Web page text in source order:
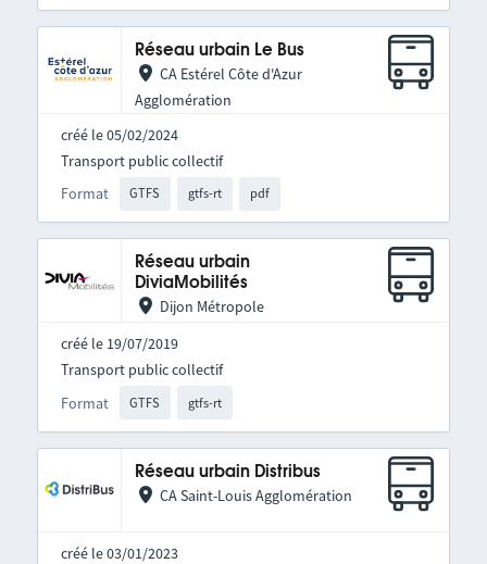
Réseau urbain Le Bus
CA Estérel Côte d'Azur
Agglomération
créé le 05/02/2024
Format GTFS gtfs-rt pdf
Transport public collectif
Réseau urbain
DiviaMobilités
Dijon Métropole
créé le 19/07/2019
Format GTFS gtfs-rt
Transport public collectif
Réseau urbain Distribus
CA Saint-Louis Agglomération
créé le 03/01/2023